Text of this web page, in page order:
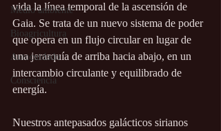
Medio ambiente
Bioagricultura
Autocuidado
Consciencia
vida la línea temporal de la ascensión de
Gaia. Se trata de un nuevo sistema de poder
que opera en un flujo circular en lugar de
una jerarquía de arriba hacia abajo, en un
intercambio circulante y equilibrado de
energía.
Nuestros antepasados galácticos sirianos